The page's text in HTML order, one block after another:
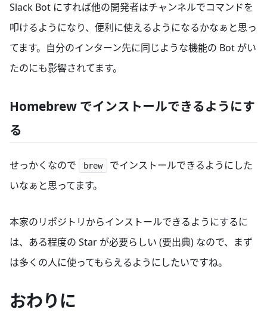
Slack Bot にすれば他の開発者はチャンネルでコマンドを
叩けるようになり、便利に使えるようになるかなぁと思っ
てます。自分のインターン先に同じような機能の Bot がい
たのにも影響されてます。
Homebrew でインストールできるようにす
る
せっかくなので brew
でインストールできるようにした
いなぁと思ってます。
本家のリポジトリからインストールできるようにするに
は、ある程度の Star が必要らしい (要出典) なので、まず
は多くの人に使ってもらえるようにしたいですね。
おわりに